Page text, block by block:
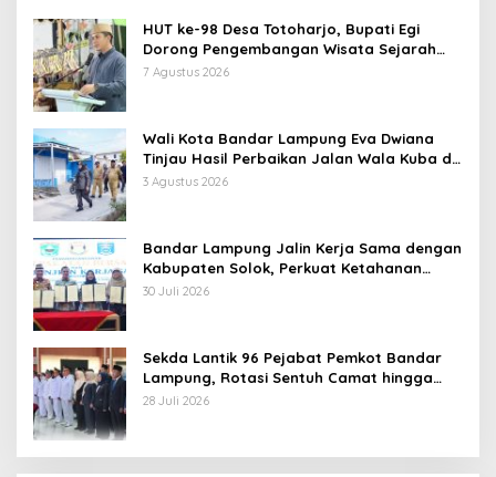
HUT ke-98 Desa Totoharjo, Bupati Egi
Dorong Pengembangan Wisata Sejarah
dan Budaya
7 Agustus 2026
Wali Kota Bandar Lampung Eva Dwiana
Tinjau Hasil Perbaikan Jalan Wala Kuba di
Way Laga
3 Agustus 2026
Bandar Lampung Jalin Kerja Sama dengan
Kabupaten Solok, Perkuat Ketahanan
Pangan dan Kendalikan Inflasi
30 Juli 2026
Sekda Lantik 96 Pejabat Pemkot Bandar
Lampung, Rotasi Sentuh Camat hingga
Lurah
28 Juli 2026